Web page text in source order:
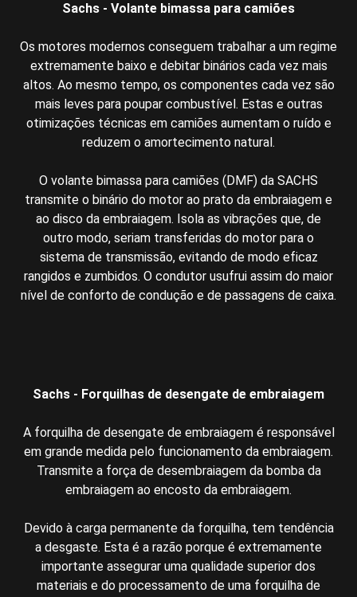
Sachs - Volante bimassa para camiões
Os motores modernos conseguem trabalhar a um regime
extremamente baixo e debitar binários cada vez mais
altos. Ao mesmo tempo, os componentes cada vez são
mais leves para poupar combustível. Estas e outras
otimizações técnicas em camiões aumentam o ruído e
reduzem o amortecimento natural.
O volante bimassa para camiões (DMF) da SACHS
transmite o binário do motor ao prato da embraiagem e
ao disco da embraiagem. Isola as vibrações que, de
outro modo, seriam transferidas do motor para o
sistema de transmissão, evitando de modo eficaz
rangidos e zumbidos. O condutor usufrui assim do maior
nível de conforto de condução e de passagens de caixa.
Sachs - Forquilhas de desengate de embraiagem
A forquilha de desengate de embraiagem é responsável
em grande medida pelo funcionamento da embraiagem.
Transmite a força de desembraiagem da bomba da
embraiagem ao encosto da embraiagem.
Devido à carga permanente da forquilha, tem tendência
a desgaste. Esta é a razão porque é extremamente
importante assegurar uma qualidade superior dos
materiais e do processamento de uma forquilha de